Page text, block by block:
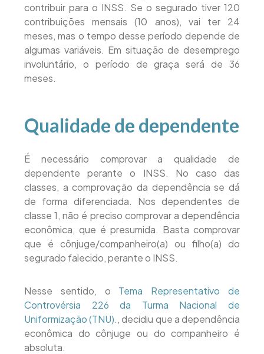
contribuir para o INSS. Se o segurado tiver 120
contribuições mensais (10 anos), vai ter 24
meses, mas o tempo desse período depende de
algumas variáveis. Em situação de desemprego
involuntário, o período de graça será de 36
meses.
Qualidade de dependente
É necessário comprovar a qualidade de
dependente perante o INSS. No caso das
classes, a comprovação da dependência se dá
de forma diferenciada. Nos dependentes de
classe 1, não é preciso comprovar a dependência
econômica, que é presumida. Basta comprovar
que é cônjuge/companheiro(a) ou filho(a) do
segurado falecido, perante o INSS.
Nesse sentido, o Tema Representativo de
Controvérsia 226 da Turma Nacional de
Uniformização (TNU)., decidiu que a dependência
econômica do cônjuge ou do companheiro é
absoluta.